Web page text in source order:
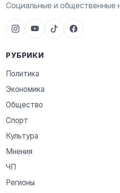
Социальные и общественные
РУБРИКИ
Политика
Экономика
Общество
Спорт
Культура
Мнения
ЧП
Регионы